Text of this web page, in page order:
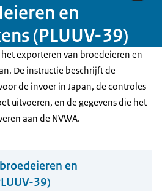
en
(PLUUV-39)
exporteren van broedeieren en
De instructie beschrijft de
de invoer in Japan, de controles
uitvoeren, en de gegevens die het
aan de NVWA.
en
39)